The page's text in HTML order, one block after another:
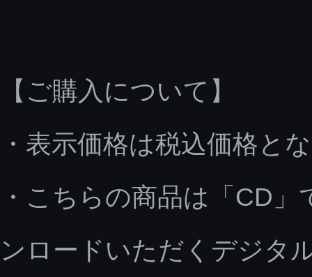
【ご購入について】
・表示価格は税込価格と
・こちらの商品は「CD
ンロードいただくデジタ